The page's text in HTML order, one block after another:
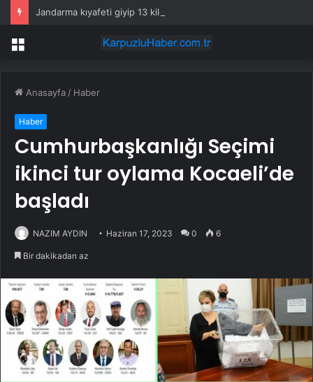
Menü
Anasayfa / Haber
Haber
Cumhurbaşkanlığı Seçimi
ikinci tur oylama Kocaeli’de
başladı
NAZIM AYDIN Haziran 17, 2023 0 6
Bir dakikadan az